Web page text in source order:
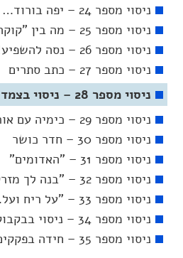
ניסוי מספר 24 – יפה בורוד…
ניסוי מספר 25 – מה בין "קוקה קולה" לאבקת כביסה?
ניסוי מספר 26 – נסה להשפיע!
ניסוי מספר 27 – כתב סתרים
ניסוי מספר 28 – ניסוי בצמד מבחנות
ניסוי מספר 29 – כימיה עם אור
ניסוי מספר 30 – חדר כושר
ניסוי מספר 31 – "האדומים"
ניסוי מספר 32 – "בנה לך מזרקה"
ניסוי מספר 33 – "על ריח ועל…"
ניסוי מספר 34 – ניסוי בבקבוק שטיפה
ניסוי מספר 35 – חידה בפקקים